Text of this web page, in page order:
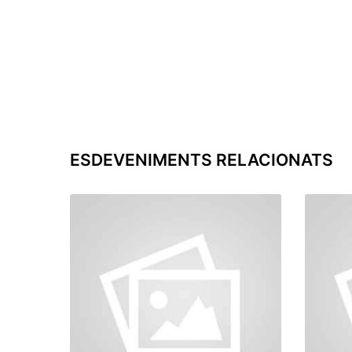
ESDEVENIMENTS RELACIONATS